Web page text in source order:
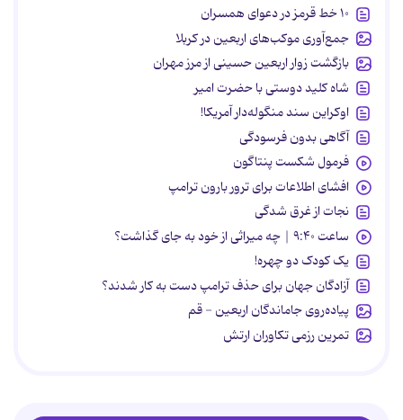
۱۰ خط قرمز در دعوای همسران
جمع‌آوری موکب‌های اربعین در کربلا
بازگشت زوار اربعین حسینی از مرز مهران
شاه کلید دوستی با حضرت امیر
اوکراین سند منگوله‌دار آمریکا!
آگاهی بدون فرسودگی
فرمول شکست پنتاگون
افشای اطلاعات برای ترور بارون ترامپ
نجات از غرق شدگی
ساعت ۹:۴۰ | چه میراثی از خود به جای گذاشت؟
یک کودک دو چهره!
آزادگان جهان برای حذف ترامپ دست به کار شدند؟
پیاده‌روی جاماندگان اربعین - قم
تمرین رزمی تکاوران ارتش